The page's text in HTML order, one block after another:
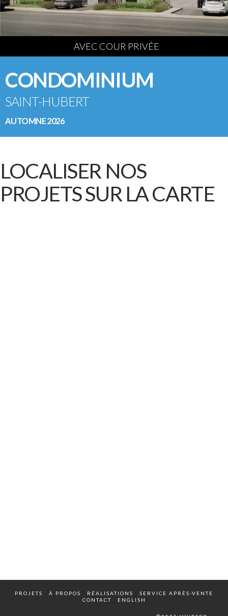
AVEC COUR PRIVÉE
CONDOMINIUM
SAINT-HUBERT
AUTOMNE 2026
LOCALISER NOS
PROJETS SUR LA CARTE
PROJETS À PROPOS RÉALISATIONS
SERVICE APRÈS-VENTE
CONTACT
ENGLISH